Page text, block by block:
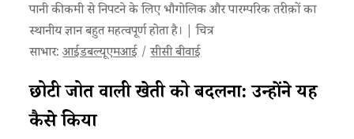
पानी की कमी से निपटने के लिए भौगोलिक और पारम्परिक तरीक़ों का
स्थानीय ज्ञान बहुत महत्वपूर्ण होता है। | चित्र
साभार:आईडबल्यूएमआई/सीसी बीवाई
छोटी जोत वाली खेती को बदलना: उन्होंने यह
कैसे किया